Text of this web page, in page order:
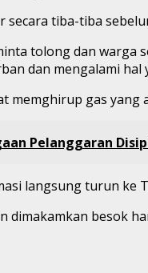
tiba-tiba
tolong dan
dan mengalami hal
memghirup gas yang
Pelanggaran
langsung turun ke
dimakamkan besok